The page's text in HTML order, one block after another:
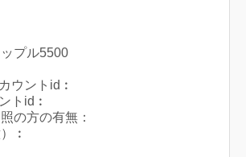
プル5500
ウントid︰
トid︰
の方の有無：
︰